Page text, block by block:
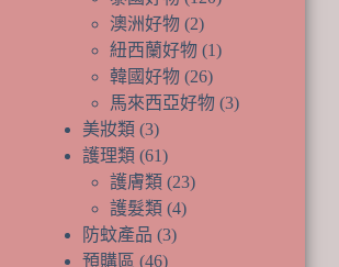
產
品產
澳洲好物 22
個
產
品
紐西蘭好物 11
產
韓國好物 2626
個
馬來西亞好物 33
美妝類 33
個
產
品
護理類 6161
個
產
品
護膚類 2323
護髮類 44
防蚊產品 33
預購區 4646